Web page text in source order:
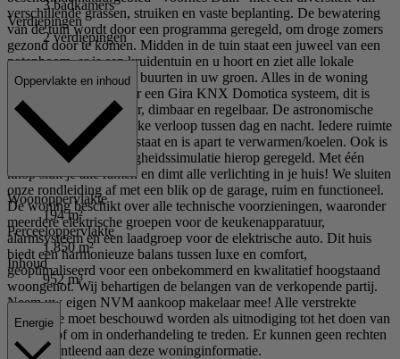
verschillende grassen, struiken en vaste beplanting. De bewatering
van de tuin wordt door een programma geregeld, om droge zomers
gezond door te komen. Midden in de tuin staat een juweel van een
notenboom, er is een kruidentuin en u hoort en ziet alle lokale
vogels die even komen buurten in uw groen. Alles in de woning
wordt aangestuurd door een Gira KNX Domotica systeem, dit is
allemaal apart instelbaar, dimbaar en regelbaar. De astronomische
klok regelt het natuurlijke verloop tussen dag en nacht. Iedere ruimte
heeft zijn eigen thermostaat en is apart te verwarmen/koelen. Ook is
het alarm en de afwezigheidssimulatie hierop geregeld. Met één
knop sluit je alle ramen en dimt alle verlichting in je huis! We sluiten
onze rondleiding af met een blik op de garage, ruim en functioneel.
De woning beschikt over alle technische voorzieningen, waaronder
meerdere elektrische groepen voor de keukenapparatuur,
alarmsysteem en een laadgroep voor de elektrische auto. Dit huis
biedt een harmonieuze balans tussen luxe en comfort,
geoptimaliseerd voor een onbekommerd en kwalitatief hoogstaand
woongenot. Wij behartigen de belangen van de verkopende partij.
Neem uw eigen NVM aankoop makelaar mee! Alle verstrekte
informatie moet beschouwd worden als uitnodiging tot het doen van
een bod of om in onderhandeling te treden. Er kunnen geen rechten
worden ontleend aan deze woninginformatie.
3 badkamers
Verdiepingen
2 verdiepingen
Oppervlakte en inhoud
Woonoppervlakte
194 m²
Perceeloppervlakte
1.850 m²
Inhoud
952 m³
Energie